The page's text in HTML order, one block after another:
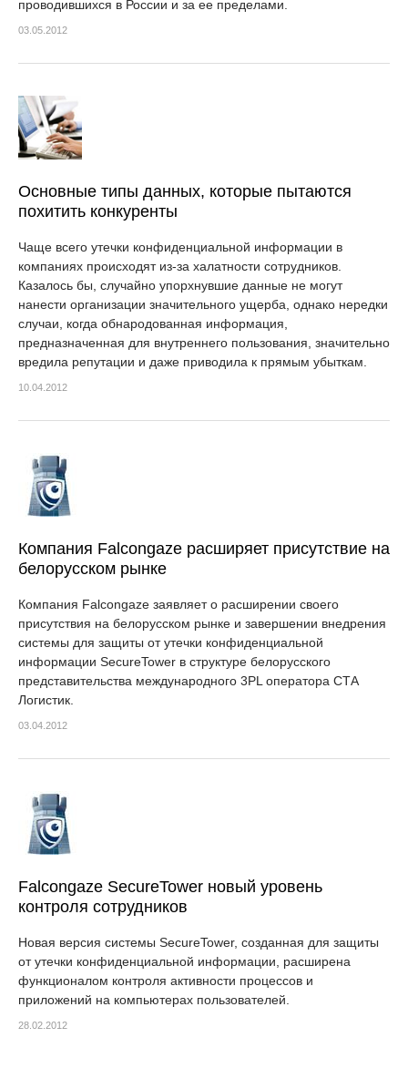
проводившихся в России и за ее пределами.
03.05.2012
Основные типы данных, которые пытаются
похитить конкуренты
Чаще всего утечки конфиденциальной информации в
компаниях происходят из-за халатности сотрудников.
Казалось бы, случайно упорхнувшие данные не могут
нанести организации значительного ущерба, однако нередки
случаи, когда обнародованная информация,
предназначенная для внутреннего пользования, значительно
вредила репутации и даже приводила к прямым убыткам.
10.04.2012
Компания Falcongaze расширяет присутствие на
белорусском рынке
Компания Falcongaze заявляет о расширении своего
присутствия на белорусском рынке и завершении внедрения
системы для защиты от утечки конфиденциальной
информации SecureTower в структуре белорусского
представительства международного 3PL оператора СТА
Логистик.
03.04.2012
Falcongaze SecureTower новый уровень
контроля сотрудников
Новая версия системы SecureTower, созданная для защиты
от утечки конфиденциальной информации, расширена
функционалом контроля активности процессов и
приложений на компьютерах пользователей.
28.02.2012